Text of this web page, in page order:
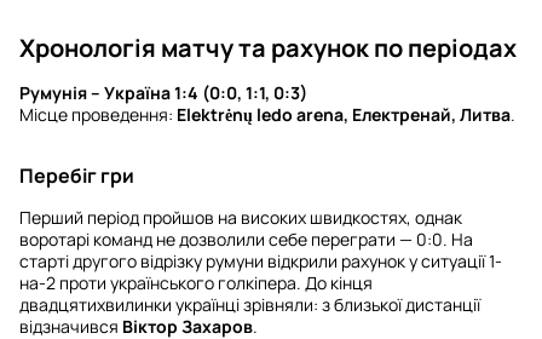
Хронологія матчу та рахунок по періодах
Румунія – Україна 1:4 (0:0, 1:1, 0:3)
Місце проведення: Elektrėnų ledo arena, Електренай, Литва.
Перебіг гри
Перший період пройшов на високих швидкостях, однак
воротарі команд не дозволили себе переграти — 0:0. На
старті другого відрізку румуни відкрили рахунок у ситуації 1-
на-2 проти українського голкіпера. До кінця
двадцятихвилинки українці зрівняли: з близької дистанції
відзначився Віктор Захаров.